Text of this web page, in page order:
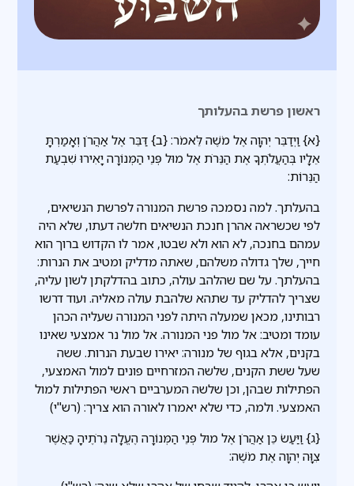
ראשון פרשת בהעלותך
{א} וַיְדַבֵּר יְהוָה אֶל מֹשֶׁה לֵּאמֹר: {ב} דַּבֵּר אֶל אַהֲרֹן וְאָמַרְתָּ
אֵלָיו בְּהַעֲלֹתְךָ אֶת הַנֵּרֹת אֶל מוּל פְּנֵי הַמְּנוֹרָה יָאִירוּ שִׁבְעַת
הַנֵּרוֹת:
בהעלתך. למה נסמכה פרשת המנורה לפרשת הנשיאים,
לפי שכשראה אהרן חנכת הנשיאים חלשה דעתו, שלא היה
עמהם בחנכה, לא הוא ולא שבטו, אמר לו הקדוש ברוך הוא
חייך, שלך גדולה משלהם, שאתה מדליק ומטיב את הנרות:
בהעלתך. על שם שהלהב עולה, כתוב בהדלקתן לשון עליה,
שצריך להדליק עד שתהא שלהבת עולה מאליה. ועוד דרשו
רבותינו, מכאן שמעלה היתה לפני המנורה שעליה הכהן
עומד ומטיב: אל מול פני המנורה. אל מול נר אמצעי שאינו
בקנים, אלא בגוף של מנורה: יאירו שבעת הנרות. ששה
שעל ששת הקנים, שלשה המזרחיים פונים למול האמצעי,
הפתילות שבהן, וכן שלשה המערביים ראשי הפתילות למול
האמצעי. ולמה, כדי שלא יאמרו לאורה הוא צריך: (רש"י)
{ג} וַיַּעַשׂ כֵּן אַהֲרֹן אֶל מוּל פְּנֵי הַמְּנוֹרָה הֶעֱלָה נֵרֹתֶיהָ כַּאֲשֶׁר
צִוָּה יְהוָה אֶת מֹשֶׁה: